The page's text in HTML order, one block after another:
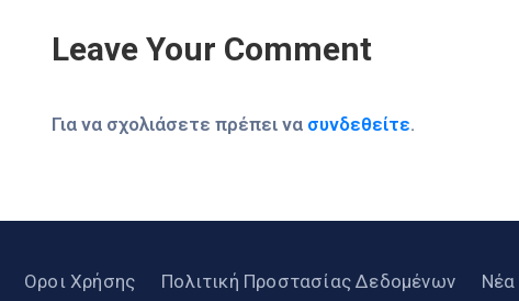
Leave Your Comment
Για να σχολιάσετε πρέπει να συνδεθείτε.
Οροι Χρήσης Πολιτική Προστασίας Δεδομένων Νέα